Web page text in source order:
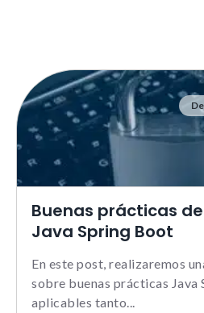
Buenas prácticas
Java Spring Boot
En este post, realizaremos
sobre buenas prácticas Java
aplicables tanto